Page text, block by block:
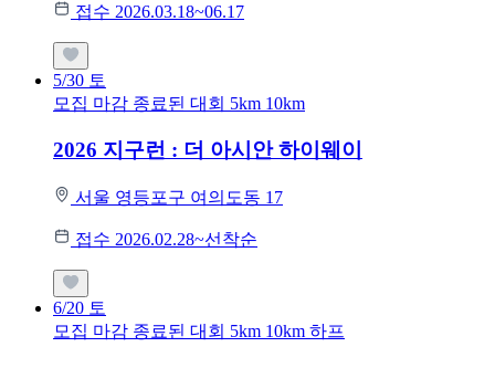
접수 2026.03.18~06.17
5/30 토
모집 마감 종료된 대회 5km 10km
2026 지구런 : 더 아시안 하이웨이
서울 영등포구 여의도동 17
접수 2026.02.28~선착순
6/20 토
모집 마감 종료된 대회 5km 10km 하프